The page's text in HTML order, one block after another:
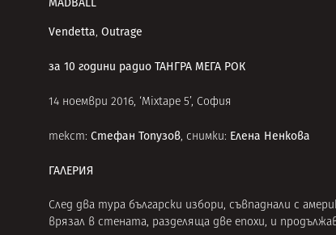
MADBALL
Vendetta, Outrage
за 10 години радио ТАНГРА МЕГА РОК
14 ноември 2016, ‘Mixtape 5’, София
текст: Стефан Топузов, снимки: Елена Ненкова
ГАЛЕРИЯ
След два тура български избори, съвпаднали с
врязал в стената, разделяща две епохи, и